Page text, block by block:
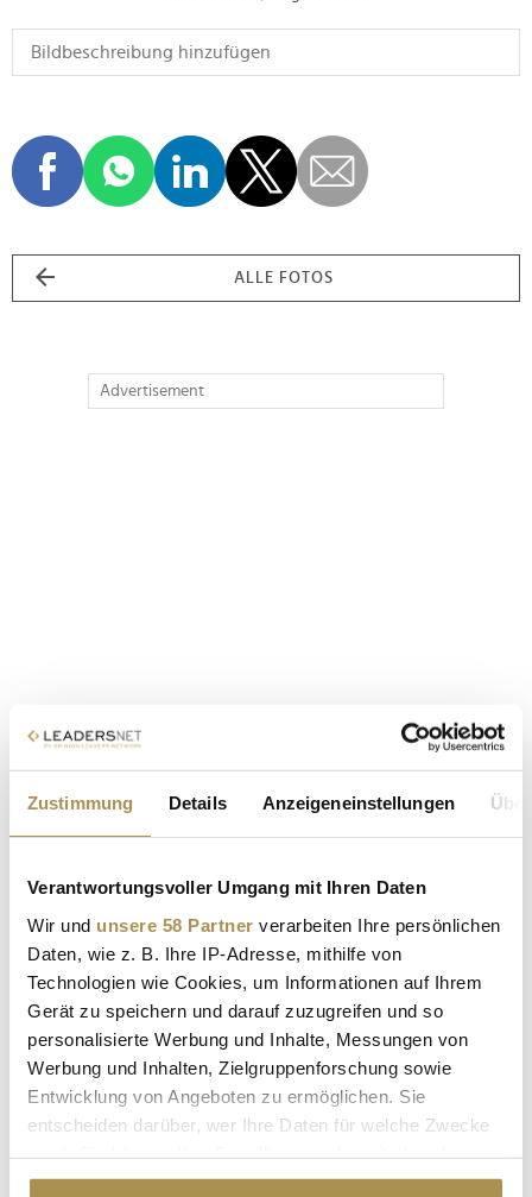
Zustimmung Details Anzeigeneinstellungen
Verantwortungsvoller Umgang mit Ihren Daten
Wir und unsere 58 Partner verarbeiten Ihre persönlichen
Daten, wie z. B. Ihre IP-Adresse, mithilfe von
Technologien wie Cookies, um Informationen auf Ihrem
Gerät zu speichern und darauf zuzugreifen und so
personalisierte Werbung und Inhalte, Messungen von
Werbung und Inhalten, Zielgruppenforschung sowie
Entwicklung von Angeboten zu ermöglichen. Sie
entscheiden darüber, wer Ihre Daten für welche Zwecke
Cookie-Erklärung oder durch Klicken auf das Privacy
ALLE FOTOS
Advertisement